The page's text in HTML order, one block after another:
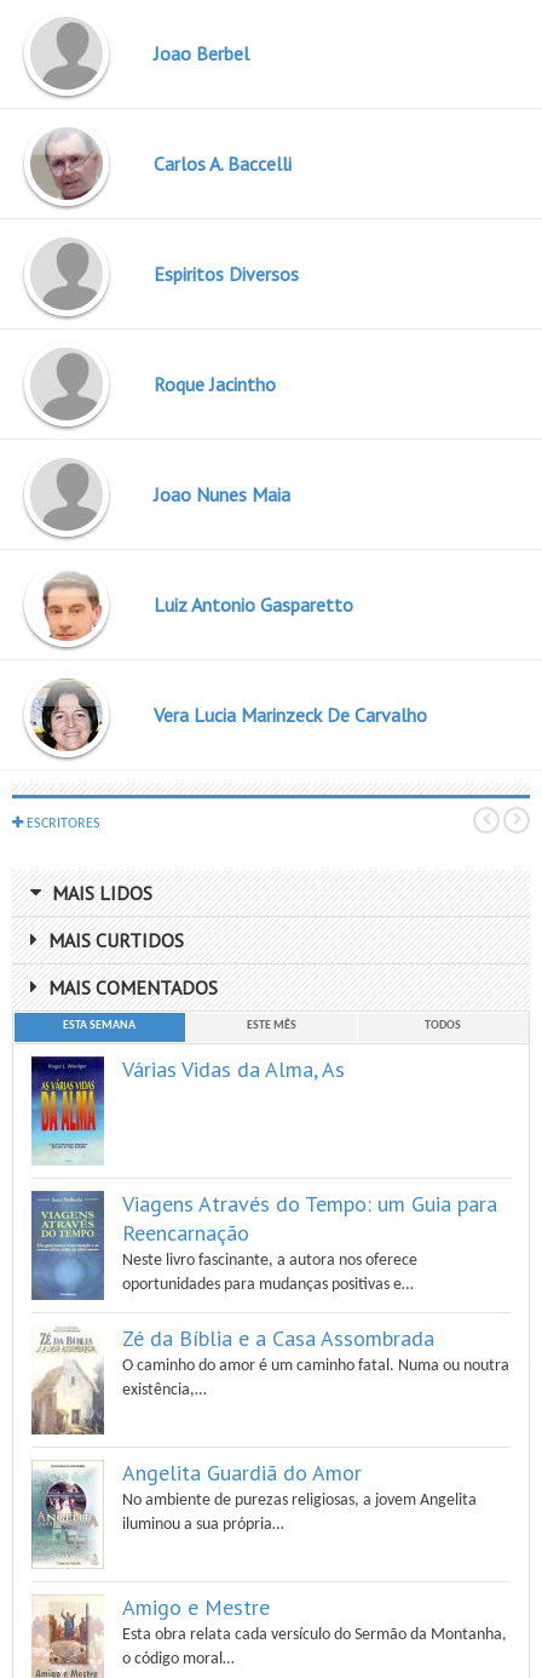
Joao Berbel
Carlos A. Baccelli
Espiritos Diversos
Roque Jacintho
Joao Nunes Maia
Luiz Antonio Gasparetto
Vera Lucia Marinzeck De Carvalho
ESCRITORES
MAIS LIDOS
MAIS CURTIDOS
MAIS COMENTADOS
ESTA SEMANA ESTE MÊS TODOS
Várias Vidas da Alma, As
Viagens Através do Tempo: um Guia para
Reencarnação
Neste livro fascinante, a autora nos oferece
oportunidades para mudanças positivas e…
Zé da Bíblia e a Casa Assombrada
O caminho do amor é um caminho fatal. Numa ou noutra
existência,…
Angelita Guardiã do Amor
No ambiente de purezas religiosas, a jovem Angelita
iluminou a sua própria…
Amigo e Mestre
Esta obra relata cada versículo do Sermão da Montanha,
o código moral…